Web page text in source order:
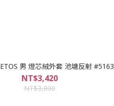
男 燈芯絨外套 池塘反射 #5163
NT$3,420
NT$3,800